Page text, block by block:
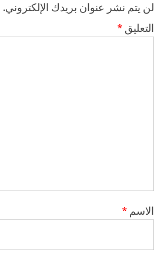
لن يتم نشر عنوان بريدك الإلكتروني.
التعليق *
الاسم *